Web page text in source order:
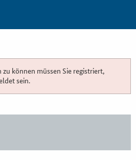
können müssen Sie registriert,
sein.